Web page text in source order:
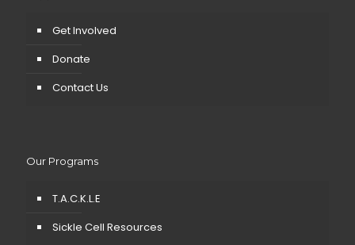
Get Involved
Donate
Contact Us
Our Programs
T.A.C.K.L.E
Sickle Cell Resources